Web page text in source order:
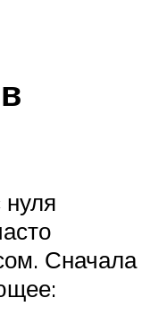
Сначала